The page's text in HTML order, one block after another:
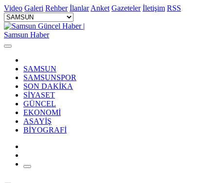
Video Galeri Rehber İlanlar Anket Gazeteler İletişim RSS
SAMSUN
SAMSUNSPOR
SON DAKİKA
SİYASET
GÜNCEL
EKONOMİ
ASAYİŞ
BİYOGRAFİ